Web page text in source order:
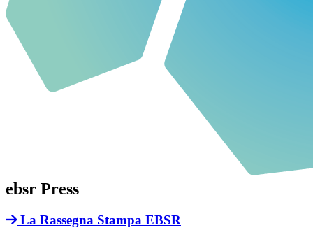
ebsr Press
La Rassegna Stampa EBSR